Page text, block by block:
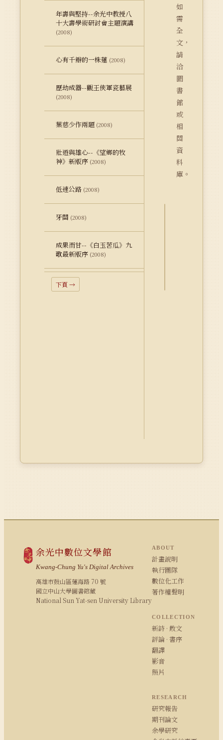
年壽與堅持--余光中教授八
十大壽學術研討會主題演講
(2008)
心有千瓣的一株蓮 (2008)
歷劫成器--觀王俠軍瓷藝展
(2008)
葉慈少作兩題 (2008)
壯遊與雄心--《望鄉的牧
神》新版序 (2008)
低速公路 (2008)
牙關 (2008)
成果而甘--《白玉苦瓜》九
歌最新版序 (2008)
下頁 →
如
需
全
文，
請
洽
圖
書
館
或
相
關
資
料
庫。
余光中數位文學館
Kwang-Chung Yu's Digital Archives
高雄市鼓山區蓮海路 70 號
國立中山大學圖書館藏
National Sun Yat-sen University Library
ABOUT
計畫說明
執行團隊
數位化工作
著作權聲明
COLLECTION
新詩 · 散文
評論 · 書序
翻譯
影音
照片
RESEARCH
研究報告
期刊論文
余學研究